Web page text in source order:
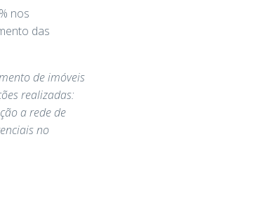
nos
das
de imóveis
realizadas:
a rede de
no